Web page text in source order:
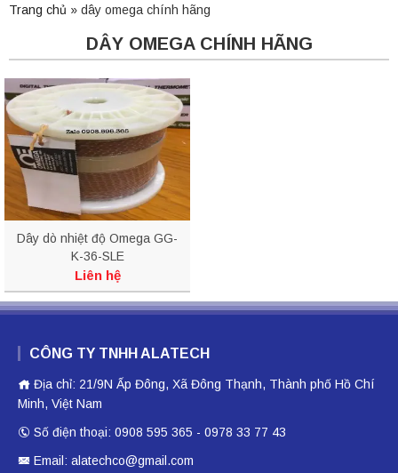
Trang chủ » dây omega chính hãng
DÂY OMEGA CHÍNH HÃNG
Dây dò nhiệt độ Omega GG-
K-36-SLE
Liên hệ
CÔNG TY TNHH ALATECH
Địa chỉ: 21/9N Ấp Đông, Xã Đông Thạnh, Thành phố Hồ Chí
Minh, Việt Nam
Số điện thoại: 0908 595 365 - 0978 33 77 43
Email: alatechco@gmail.com